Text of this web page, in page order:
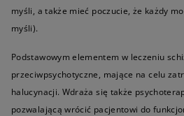
myśli, a także mieć poczucie, że każdy
myśli).
Podstawowym elementem w leczeniu
przeciwpsychotyczne, mające na celu
halucynacji. Wdraża się także
pozwalającą wrócić pacjentowi do